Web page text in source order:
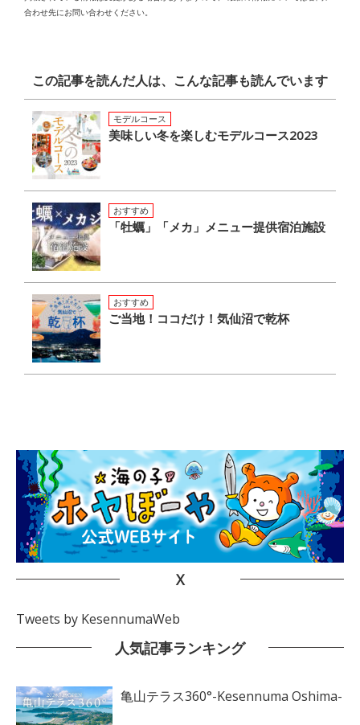
合わせ先にお問い合わせください。
この記事を読んだ人は、こんな記事も読んでいます
モデルコース
美味しい冬を楽しむモデルコース2023
おすすめ
「牡蠣」「メカ」メニュー提供宿泊施設
おすすめ
ご当地！ココだけ！気仙沼で乾杯
X
Tweets by KesennumaWeb
人気記事ランキング
亀山テラス360°-Kesennuma Oshima-